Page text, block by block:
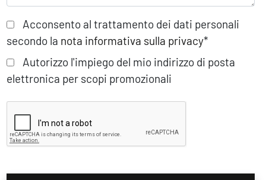
Acconsento al trattamento dei dati personali
secondo la nota informativa sulla privacy*
Autorizzo l'impiego del mio indirizzo di posta
elettronica per scopi promozionali